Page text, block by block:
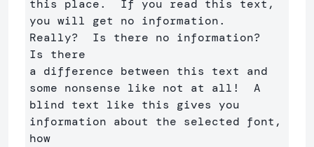
this place.  If you read this text,
you will get no information.
Really?  Is there no information?
Is there
a difference between this text and
some nonsense like not at all!  A
blind text like this gives you
information about the selected font,
how